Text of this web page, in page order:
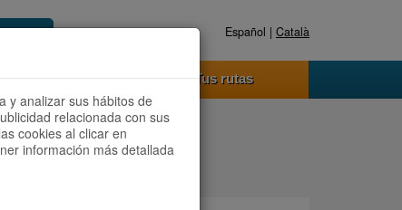
Registrate ahora Español | Català
funciona Tus rutas
y analizar sus hábitos de
relacionada con sus
cookies al clicar en
información más detallada